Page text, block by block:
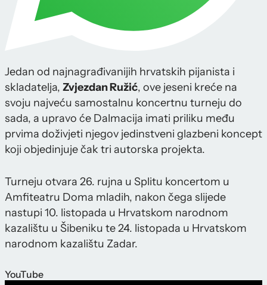
Jedan od najnagrađivanijih hrvatskih pijanista i
skladatelja, Zvjezdan Ružić, ove jeseni kreće na
svoju najveću samostalnu koncertnu turneju do
sada, a upravo će Dalmacija imati priliku među
prvima doživjeti njegov jedinstveni glazbeni koncept
koji objedinjuje čak tri autorska projekta.
Turneju otvara 26. rujna u Splitu koncertom u
Amfiteatru Doma mladih, nakon čega slijede
nastupi 10. listopada u Hrvatskom narodnom
kazalištu u Šibeniku te 24. listopada u Hrvatskom
narodnom kazalištu Zadar.
YouTube